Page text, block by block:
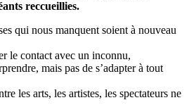
reccueillies.
qui nous manquent soient à nouveau
le contact avec un inconnu,
mais pas de s’adapter à tout
les arts, les artistes, les spectateurs ne